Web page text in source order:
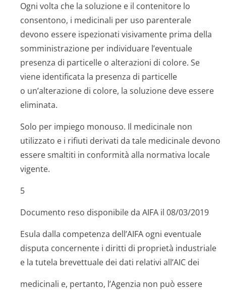
Ogni volta che la soluzione e il contenitore lo
consentono, i medicinali per uso parenterale
devono essere ispezionati visivamente prima della
somministrazione per individuare l’eventuale
presenza di particelle o alterazioni di colore. Se
viene identificata la presenza di particelle
o un’alterazione di colore, la soluzione deve essere
eliminata.
Solo per impiego monouso. Il medicinale non
utilizzato e i rifiuti derivati da tale medicinale devono
essere smaltiti in conformità alla normativa locale
vigente.
5
Documento reso disponibile da AIFA il 08/03/2019
Esula dalla competenza dell’AIFA ogni eventuale
disputa concernente i diritti di proprietà industriale
e la tutela brevettuale dei dati relativi all’AIC dei
medicinali e, pertanto, l’Agenzia non può essere